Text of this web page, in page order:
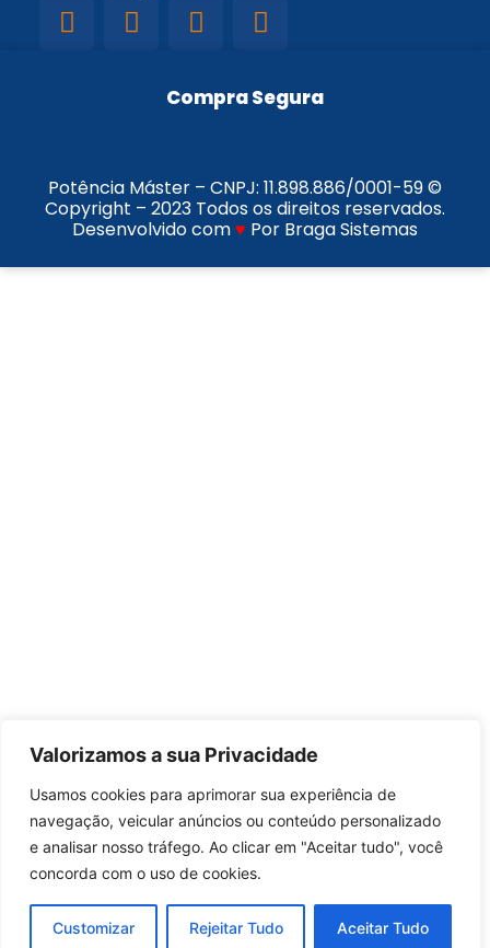
Valorizamos a sua Privacidade
Usamos cookies para aprimorar sua experiência de
navegação, veicular anúncios ou conteúdo personalizado
e analisar nosso tráfego. Ao clicar em "Aceitar tudo", você
concorda com o uso de cookies.
Customizar Rejeitar Tudo Aceitar Tudo
Compra Segura
Potência Máster – CNPJ: 11.898.886/0001-59©
Copyright – 2023 Todos os direitos reservados.
Desenvolvido com♥ Por Braga Sistemas